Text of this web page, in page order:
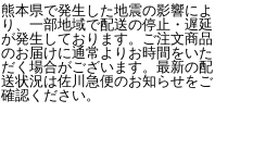
熊本県で発生した地震の影響によ
り、一部地域で配送の停止・遅延
が発生しております。ご注文商品
のお届けに通常よりお時間をいた
だく場合がございます。最新の配
送状況は佐川急便のお知らせをご
確認ください。